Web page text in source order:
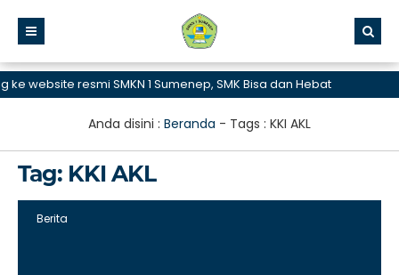
resmi SMKN 1 Sumenep, SMK Bisa dan Hebat
Anda disini : Beranda - Tags : KKI AKL
Tag: KKI AKL
Berita